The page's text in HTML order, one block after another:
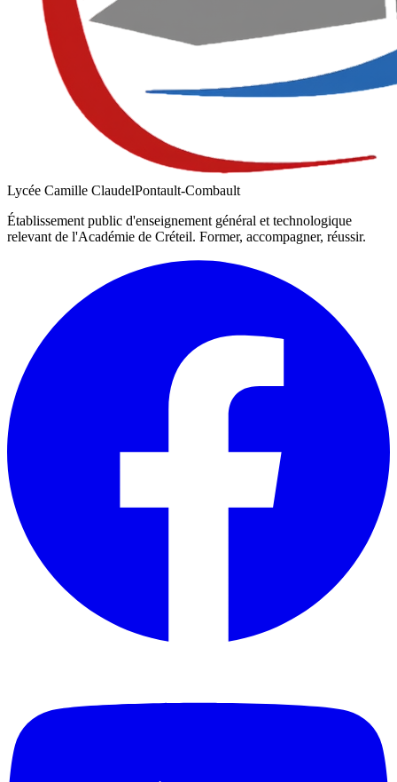
Lycée Camille ClaudelPontault-Combault
Établissement public d'enseignement général et technologique
relevant de l'Académie de Créteil. Former, accompagner, réussir.